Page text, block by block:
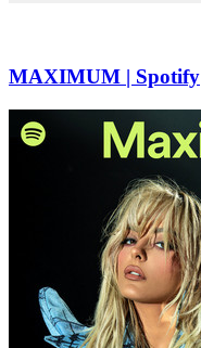
MAXIMUM | Spotify